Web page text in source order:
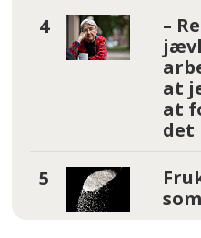
–
at
at
det